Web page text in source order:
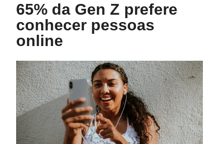
65% da Gen Z prefere
conhecer pessoas
online